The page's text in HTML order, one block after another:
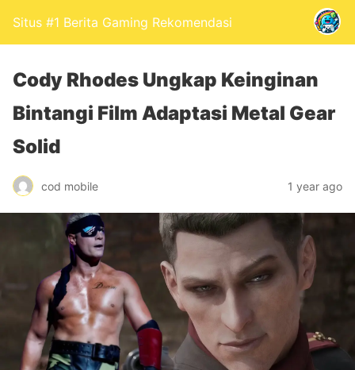
Situs #1 Berita Gaming Rekomendasi
Cody Rhodes Ungkap Keinginan
Bintangi Film Adaptasi Metal Gear
Solid
cod mobile 1 year ago